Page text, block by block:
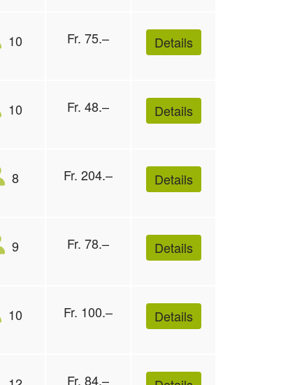
10 Fr. 75.– Details
10 Fr. 48.– Details
8 Fr. 204.– Details
9 Fr. 78.– Details
10 Fr. 100.– Details
Fr. 84.–